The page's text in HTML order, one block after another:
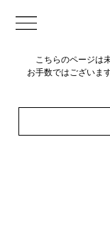
こちらのページは
お手数ではございま